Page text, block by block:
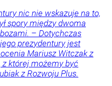
nic nie wskazuje na to,
spory między dwoma
– Dotychczas
prezydentury jest
Mariusz Witczak z
z której możemy być
z Rozwoju Plus.